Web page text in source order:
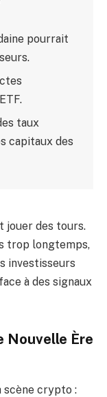
pourrait
taux
capitaux des
jouer des tours.
trop longtemps,
investisseurs
à des signaux
Nouvelle Ère
scène crypto :